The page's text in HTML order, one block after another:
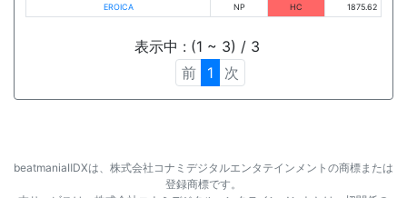
EROICA
NP HC 1875.62
表示中 : (1 ~ 3) / 3
前
1 次
beatmaniaⅡDXは、株式会社コナミデジタルエンタテインメントの商標または
登録商標です。